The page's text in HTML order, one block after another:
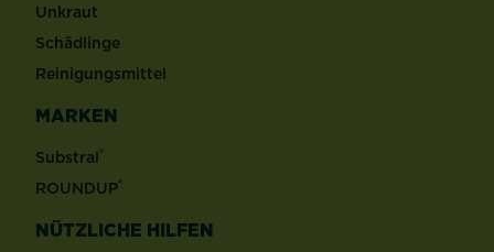
Unkraut
Schädlinge
Reinigungsmittel
MARKEN
Substral®
ROUNDUP®
NÜTZLICHE HILFEN